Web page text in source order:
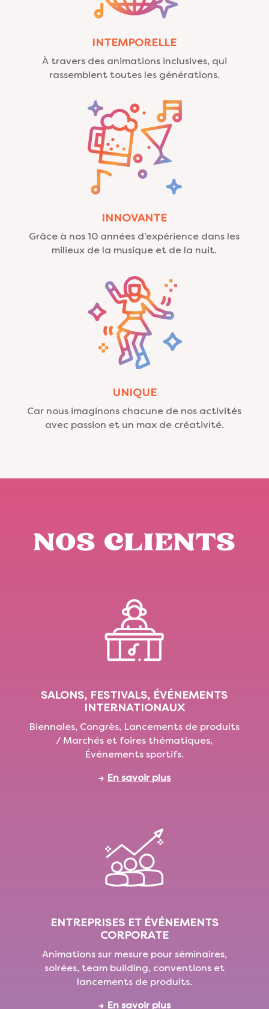
INTEMPORELLE
À travers des animations inclusives, qui
rassemblent toutes les générations.
INNOVANTE
Grâce à nos 10 années d’expérience dans les
milieux de la musique et de la nuit.
UNIQUE
Car nous imaginons chacune de nos activités
avec passion et un max de créativité.
NOS CLIENTS
SALONS, FESTIVALS, ÉVÉNEMENTS
INTERNATIONAUX
Biennales, Congrès, Lancements de produits
/ Marchés et foires thématiques,
Événements sportifs.
→ En savoir plus
ENTREPRISES ET ÉVÉNEMENTS
CORPORATE
Animations sur mesure pour séminaires,
soirées, team building, conventions et
lancements de produits.
→ En savoir plus